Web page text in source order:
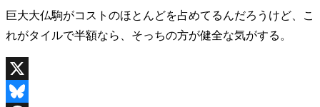
巨大大仏駒がコストのほとんどを占めてるんだろうけど、こ
れがタイルで半額なら、そっちの方が健全な気がする。
X